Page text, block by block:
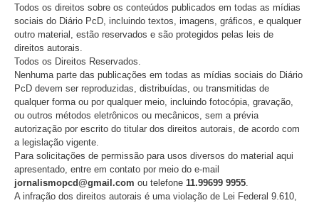
Deixe um comentário
O seu endereço de e-mail não será publicado.
Campos
obrigatórios são marcados com*
Comentário*
Todos os direitos sobre os conteúdos publicados em todas as mídias
sociais do Diário PcD, incluindo textos, imagens, gráficos, e qualquer
outro material, estão reservados e são protegidos pelas leis de
direitos autorais.
Todos os Direitos Reservados.
Nenhuma parte das publicações em todas as mídias sociais do Diário
PcD devem ser reproduzidas, distribuídas, ou transmitidas de
qualquer forma ou por qualquer meio, incluindo fotocópia, gravação,
ou outros métodos eletrônicos ou mecânicos, sem a prévia
autorização por escrito do titular dos direitos autorais, de acordo com
a legislação vigente.
Para solicitações de permissão para usos diversos do material aqui
apresentado, entre em contato por meio do e-mail
jornalismopcd@gmail.com ou telefone 11.99699 9955
A infração dos direitos autorais é uma violação de Lei Federal 9.610,